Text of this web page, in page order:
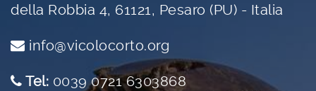
della Robbia 4, 61121, Pesaro (PU) - Italia
info@vicolocorto.org
Tel: 0039 0721 6303868